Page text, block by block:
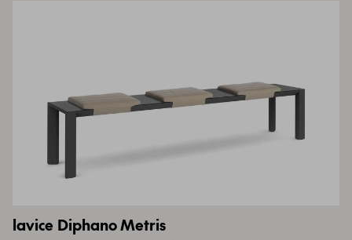
lavice Diphano Metris